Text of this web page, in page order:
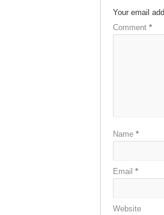
Your email
Comment *
Name *
Email *
Website